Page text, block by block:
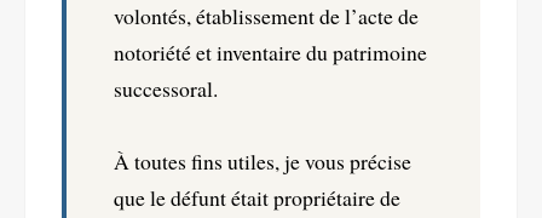
volontés, établissement de l’acte de
notoriété et inventaire du patrimoine
successoral.
À toutes fins utiles, je vous précise
que le défunt était propriétaire de